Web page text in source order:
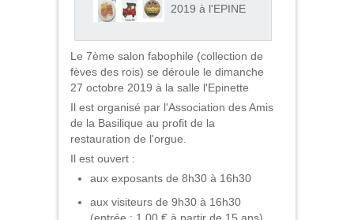
2019 à l'EPINE
Le 7ème salon fabophile (collection de
fèves des rois) se déroule le dimanche
27 octobre 2019 à la salle l'Epinette
Il est organisé par l'Association des Amis
de la Basilique au profit de la
restauration de l'orgue.
Il est ouvert :
aux exposants de 8h30 à 16h30
aux visiteurs de 9h30 à 16h30